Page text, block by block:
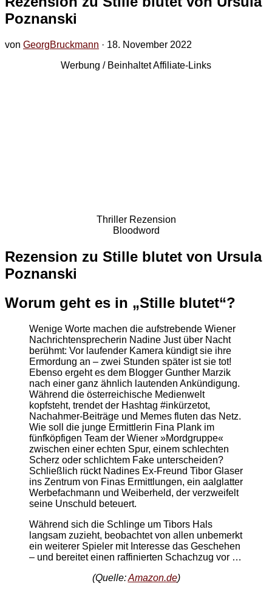
Poznanski
von GeorgBruckmann · 18. November 2022
Werbung / Beinhaltet Affiliate-Links
Thriller Rezension
Bloodword
Rezension zu Stille blutet von Ursula
Poznanski
Worum geht es in „Stille blutet“?
Wenige Worte machen die aufstrebende Wiener
Nachrichtensprecherin Nadine Just über Nacht
berühmt: Vor laufender Kamera kündigt sie ihre
Ermordung an – zwei Stunden später ist sie tot!
Ebenso ergeht es dem Blogger Gunther Marzik
nach einer ganz ähnlich lautenden Ankündigung.
Während die österreichische Medienwelt
kopfsteht, trendet der Hashtag #inkürzetot,
Nachahmer-Beiträge und Memes fluten das Netz.
Wie soll die junge Ermittlerin Fina Plank im
fünfköpfigen Team der Wiener »Mordgruppe«
zwischen einer echten Spur, einem schlechten
Scherz oder schlichtem Fake unterscheiden?
Schließlich rückt Nadines Ex-Freund Tibor Glaser
ins Zentrum von Finas Ermittlungen, ein aalglatter
Werbefachmann und Weiberheld, der verzweifelt
seine Unschuld beteuert.
Während sich die Schlinge um Tibors Hals
langsam zuzieht, beobachtet von allen unbemerkt
ein weiterer Spieler mit Interesse das Geschehen
– und bereitet einen raffinierten Schachzug vor …
(Quelle:Amazon.de)